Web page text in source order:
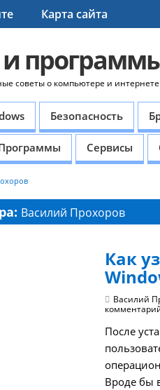
Карта сайта
советы о компьютере и интернете
Безопасность
Сервисы
Василий Прохоров
Как
Василий
После
Вроде бы